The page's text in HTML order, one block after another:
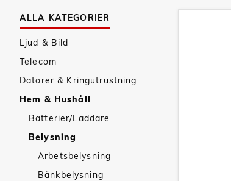
ALLA KATEGORIER
Ljud & Bild
Telecom
Datorer & Kringutrustning
Hem & Hushåll
Batterier/Laddare
Belysning
Arbetsbelysning
Bänkbelysning